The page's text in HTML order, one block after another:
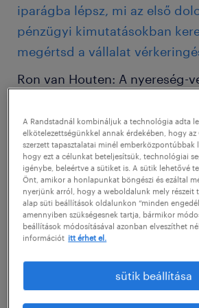
iparágba lépsz, mi az első
pénzügyi kimutatásokban
megértsd a vállalat
Ron van Houten: A nyereség-
teljes képet nézem – mérleg,
nyereség-veszteség egyben.
legfontosabbnak tartok, az az
ügyfélösszetétel. Általában
szabály: a vásárlók 20%-a
80%-át. Tudni akarom, kik ők,
fedezetösszetételük, és
érkeznek.
A Randstadnál kombináljuk a technológia adta
elkötelezettségünkkel annak érdekében, hogy
szerzett tapasztalatai minél emberközpontúbbak
hogy ezt a célunkat beteljesítsük, technológiai
igénybe, beleértve a sütiket is. A sütik lehetővé
Önt, amikor a honlapunkat böngészi és ezáltal
nyerjünk arról, hogy a weboldalunk mely részeit
alap süti beállítások oldalunkon “minden
amennyiben szükségesnek tartja, bármikor
beállítások módosításával azonban elveszíthet
információt itt érhet el.
sütik beállítása